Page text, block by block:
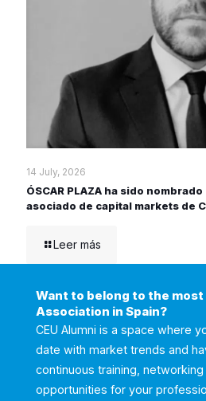
14 July, 2026
ÓSCAR PLAZA ha sido
asociado de capital markets de
Leer más
Want to belong to the
Association in Spain?
CEU Alumni is a space where
date with market trends and
continuous training,
opportunities for your